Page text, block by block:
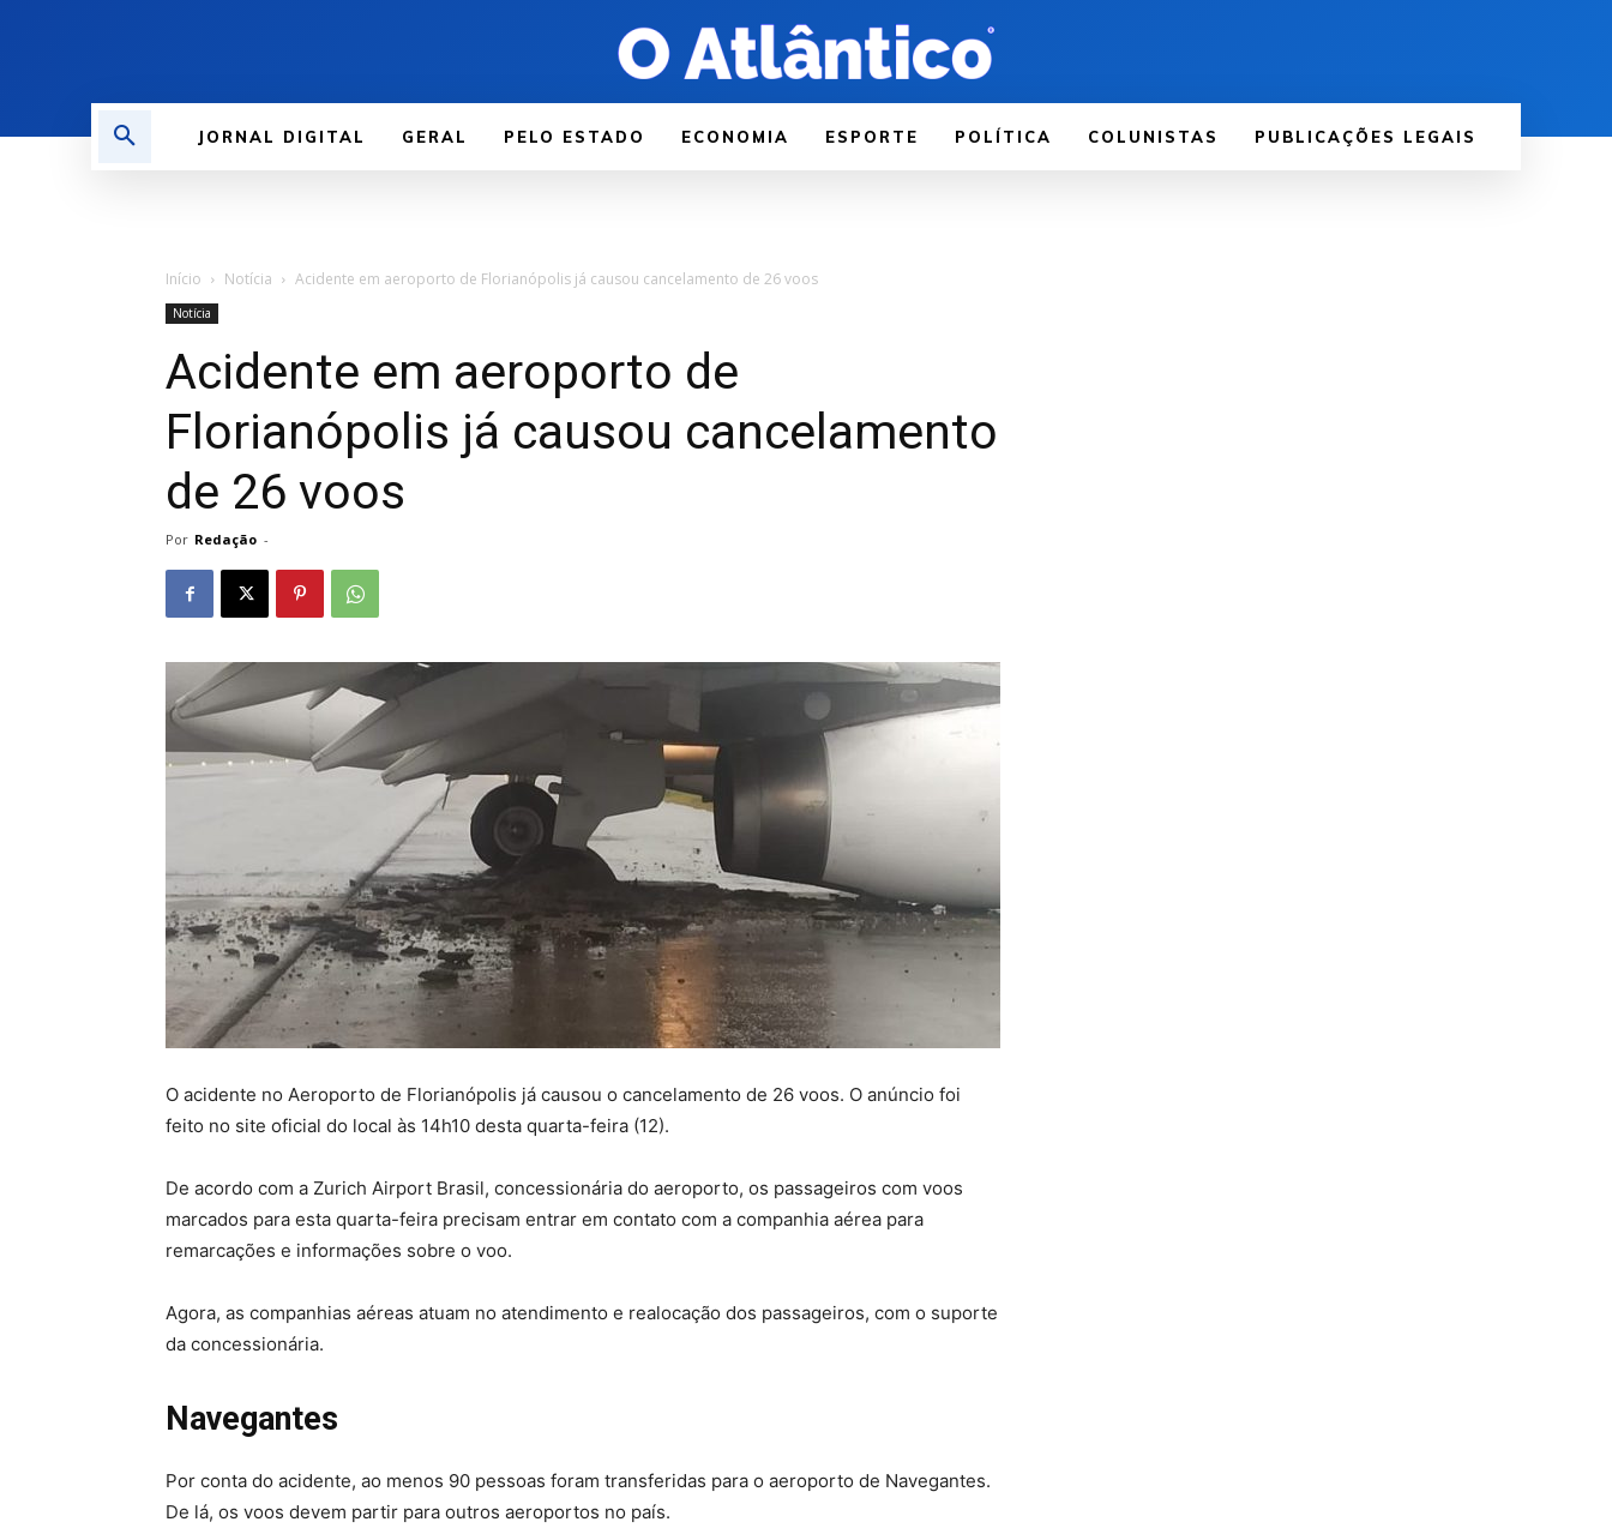
JORNAL DIGITAL GERAL PELO ESTADO ECONOMIA ESPORTE POLÍTICA COLUNISTAS PUBLICAÇÕES LEGAIS
Início Notícia Acidente em aeroporto de Florianópolis já causou cancelamento de 26 voos
Notícia
Acidente em aeroporto de
Florianópolis já causou cancelamento
de 26 voos
Por Redação -
O acidente no Aeroporto de Florianópolis já causou o cancelamento de 26 voos. O anúncio foi
feito no site oficial do local às 14h10 desta quarta-feira (12).
De acordo com a Zurich Airport Brasil, concessionária do aeroporto, os passageiros com voos
marcados para esta quarta-feira precisam entrar em contato com a companhia aérea para
remarcações e informações sobre o voo.
Agora, as companhias aéreas atuam no atendimento e realocação dos passageiros, com o suporte
da concessionária.
Navegantes
Por conta do acidente, ao menos 90 pessoas foram transferidas para o aeroporto de Navegantes.
De lá, os voos devem partir para outros aeroportos no país.